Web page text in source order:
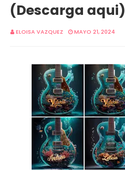
(Descarga aqui)
ELOISA VAZQUEZ MAYO 21, 2024